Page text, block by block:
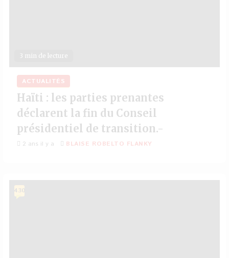
3 min de lecture
ACTUALITÉS
Haïti : les parties prenantes
déclarent la fin du Conseil
présidentiel de transition.-
2 ans il y a BLAISE ROBELTO FLANKY
430